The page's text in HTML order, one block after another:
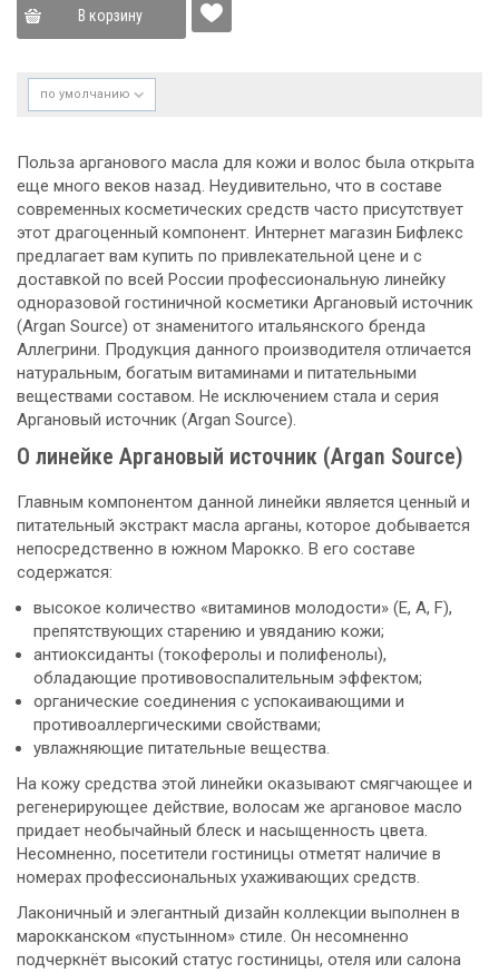
В корзину
по умолчанию
Польза арганового масла для кожи и волос была открыта
еще много веков назад. Неудивительно, что в составе
современных косметических средств часто присутствует
этот драгоценный компонент. Интернет магазин Бифлекс
предлагает вам купить по привлекательной цене и с
доставкой по всей России профессиональную линейку
одноразовой гостиничной косметики Аргановый источник
(Argan Sourсe) от знаменитого итальянского бренда
Аллегрини. Продукция данного производителя отличается
натуральным, богатым витаминами и питательными
веществами составом. Не исключением стала и серия
Аргановый источник (Argan Sourсe).
О линейке Аргановый источник (Argan Sourсe)
Главным компонентом данной линейки является ценный и
питательный экстракт масла арганы, которое добывается
непосредственно в южном Марокко. В его составе
содержатся:
высокое количество «витаминов молодости» (Е, А, F),
препятствующих старению и увяданию кожи;
антиоксиданты (токоферолы и полифенолы),
обладающие противовоспалительным эффектом;
органические соединения с успокаивающими и
противоаллергическими свойствами;
увлажняющие питательные вещества.
На кожу средства этой линейки оказывают смягчающее и
регенерирующее действие, волосам же аргановое масло
придает необычайный блеск и насыщенность цвета.
Несомненно, посетители гостиницы отметят наличие в
номерах профессиональных ухаживающих средств.
Лаконичный и элегантный дизайн коллекции выполнен в
марокканском «пустынном» стиле. Он несомненно
подчеркнёт высокий статус гостиницы, отеля или салона